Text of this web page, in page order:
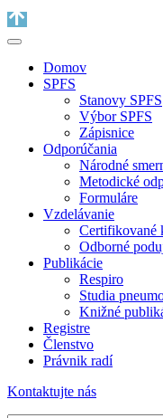
Domov
SPFS
Stanovy SPFS
Výbor SPFS
Zápisnice
Odporúčania
Národné
Metodické
Formuláre
Vzdelávanie
Certifikované
Odborné
Publikácie
Respiro
Studia
Knižné
Registre
Členstvo
Právnik radí
Kontaktujte nás